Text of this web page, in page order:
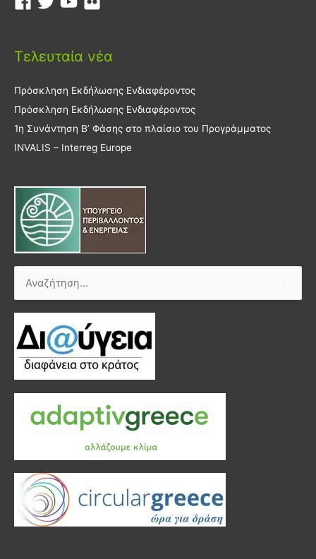
Τελευταία νέα
Πρόσκληση Εκδήλωσης Ενδιαφέροντος
Πρόσκληση Εκδήλωσης Ενδιαφέροντος
1η Συνάντηση Β’ Φάσης στο πλαίσιο του Προγράμματος
INVALIS – Interreg Europe
Αναζήτηση